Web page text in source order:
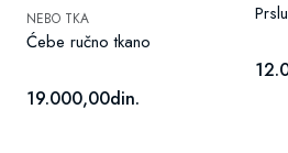
NEBO TKA
Ćebe ručno tkano
19.000,00din.